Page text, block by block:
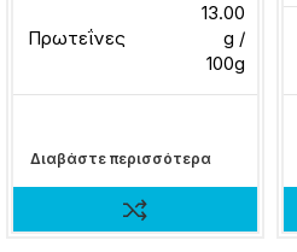
Πρωτεΐνες
13.00
g /
100g
Διαβάστε περισσότερα